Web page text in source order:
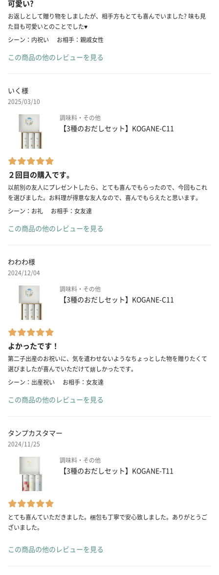
可愛い?
お返しとして贈り物をしましたが、相手方もとても喜んでいました? 味も見
た目も可愛いとのことでした♥️
シーン：内祝い
お相手：親戚女性
この商品の他のレビューを見る
いく様
2025/03/10
調味料・その他
【3種のおだしセット】KOGANE-C11
２回目の購入です。
以前別の友人にプレゼントしたら、とても喜んでもらったので、今回もこれ
を選びました。お料理が得意な友人なので、喜んでもらえたと思います。
シーン：お礼
お相手：女友達
この商品の他のレビューを見る
わわわ様
2024/12/04
調味料・その他
【3種のおだしセット】KOGANE-C11
よかったです！
第二子出産のお祝いに、気を遣わせないようなちょっとした物を贈りたくて
選びましたが喜んでいただけて嬉しかったです。
シーン：出産祝い
お相手：女友達
この商品の他のレビューを見る
タンプカスタマー
2024/11/25
調味料・その他
【3種のおだしセット】KOGANE-T11
とても喜んていただきました。梱包も丁寧で安心致しました。ありがとうご
ざいました。
この商品の他のレビューを見る